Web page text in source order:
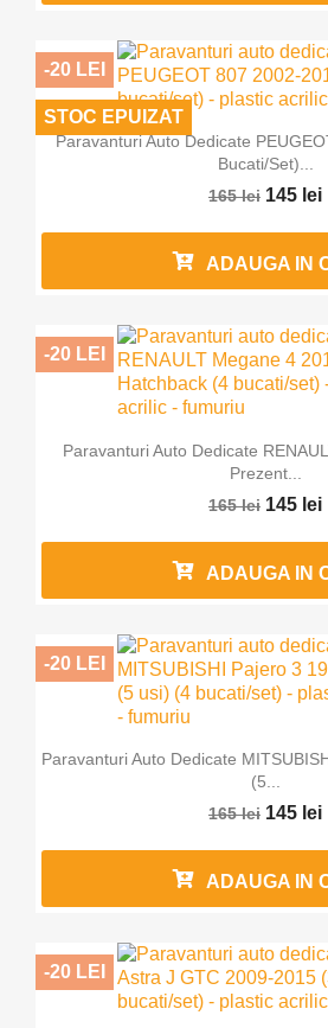
Paravanturi Auto Dedicate
Bucati/set)...
165 lei 145 lei
-20 LEI
STOC EPUIZAT
ADAUGA IN
Paravanturi Auto Dedicate
Prezent...
165 lei 145 lei
-20 LEI
ADAUGA IN
Paravanturi Auto Dedicate
(5...
165 lei 145 lei
-20 LEI
ADAUGA IN
-20 LEI